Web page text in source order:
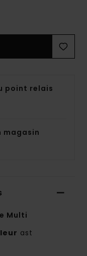
point relais
magasin
Multi
ast